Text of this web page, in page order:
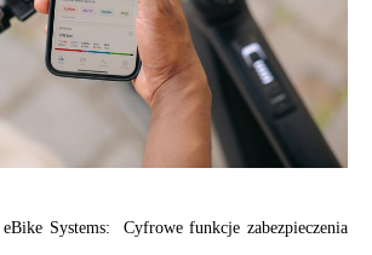
Systems:  Cyfrowe funkcje zabezpieczenia